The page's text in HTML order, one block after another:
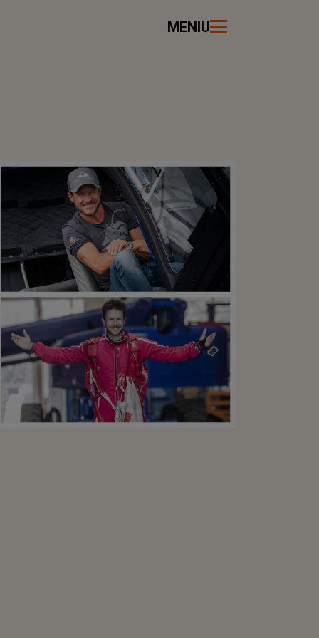
MENIU